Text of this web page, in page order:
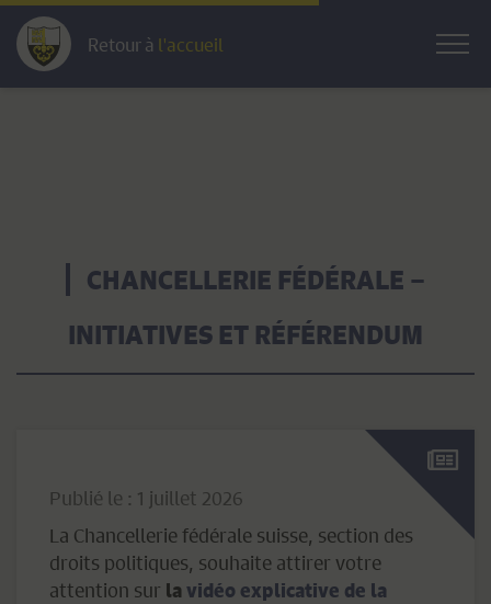
Retour à l'accueil
CHANCELLERIE FÉDÉRALE –
INITIATIVES ET RÉFÉRENDUM
Publié le : 1 juillet 2026
La Chancellerie fédérale suisse, section des
droits politiques, souhaite attirer votre
attention sur lavidéo explicative de la